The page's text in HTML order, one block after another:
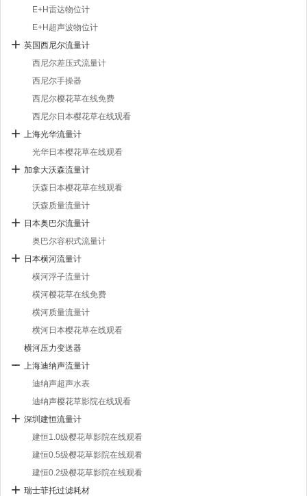
E+H雷达物位计
E+H超声波物位计
英国西尼尔流量计
西尼尔差压式流量计
西尼尔手操器
西尼尔樱花草在线免费
西尼尔日本樱花草在线观看
上海光华流量计
光华日本樱花草在线观看
加拿大沃森流量计
沃森日本樱花草在线观看
沃森质量流量计
日本奥巴尔流量计
奥巴尔容积式流量计
日本横河流量计
横河浮子流量计
横河樱花草在线免费
横河质量流量计
横河日本樱花草在线观看
横河压力变送器
上海迪纳声流量计
迪纳声超声水表
迪纳声樱花草影院在线观看
深圳建恒流量计
建恒1.0级樱花草影院在线观看
建恒0.5级樱花草影院在线观看
建恒0.2级樱花草影院在线观看
瑞士菲托过滤耗材